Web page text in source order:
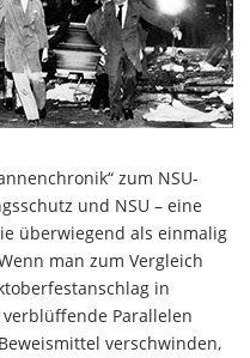
zum NSU-
und NSU – eine
überwiegend als einmalig
man zum Vergleich
in
Parallelen
verschwinden,